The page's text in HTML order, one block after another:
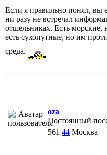
Если я правильно понял, вы
ни разу не встречал
отшельниках. Есть морские,
есть сухопутные, но им
среда.
oza
Постоянный
561 44 Москва